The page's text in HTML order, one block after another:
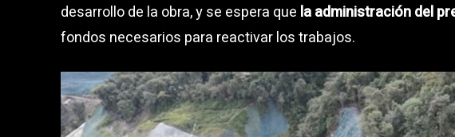
desarrollo de la obra, y se espera que la administración del
fondos necesarios para reactivar los trabajos.